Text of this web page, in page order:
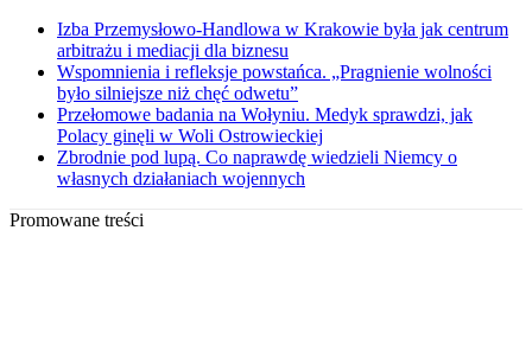
Izba Przemysłowo-Handlowa w Krakowie była jak centrum
arbitrażu i mediacji dla biznesu
Wspomnienia i refleksje powstańca. „Pragnienie wolności
było silniejsze niż chęć odwetu”
Przełomowe badania na Wołyniu. Medyk sprawdzi, jak
Polacy ginęli w Woli Ostrowieckiej
Zbrodnie pod lupą. Co naprawdę wiedzieli Niemcy o
własnych działaniach wojennych
Promowane treści